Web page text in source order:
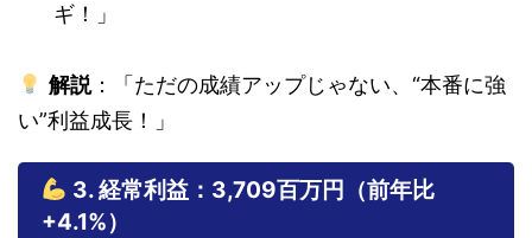
ギ！」
解説：「ただの成績アップじゃない、“本番に強
い”利益成長！」
3. 経常利益：3,709百万円（前年比
+4.1%）